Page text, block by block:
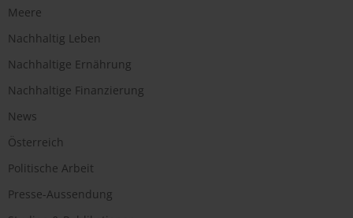
Meere
Nachhaltig Leben
Nachhaltige Ernährung
Nachhaltige Finanzierung
News
Österreich
Politische Arbeit
Presse-Aussendung